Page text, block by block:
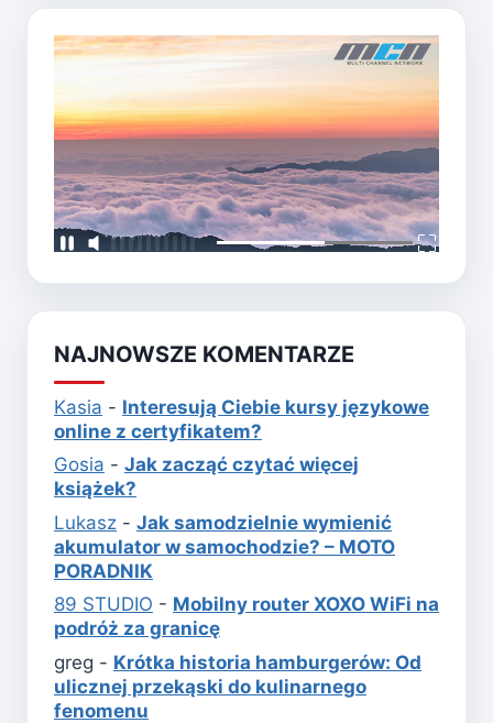
NAJNOWSZE KOMENTARZE
Kasia - Interesują Ciebie kursy językowe
online z certyfikatem?
Gosia - Jak zacząć czytać więcej
książek?
Lukasz - Jak samodzielnie wymienić
akumulator w samochodzie? – MOTO
PORADNIK
89 STUDIO - Mobilny router XOXO WiFi na
podróż za granicę
greg - Krótka historia hamburgerów: Od
ulicznej przekąski do kulinarnego
fenomenu